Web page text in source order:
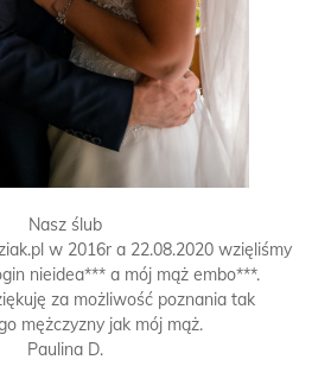
Nasz ślub
w 2016r a 22.08.2020 wzięliśmy
nieidea*** a mój mąż embo***.
za możliwość poznania tak
mężczyzny jak mój mąż.
Paulina D.